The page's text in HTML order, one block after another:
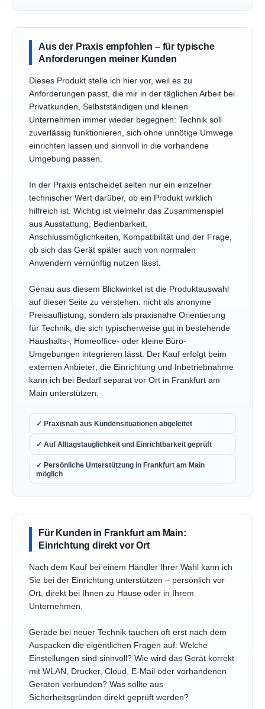
Aus der Praxis empfohlen – für typische
Anforderungen meiner Kunden
Dieses Produkt stelle ich hier vor, weil es zu
Anforderungen passt, die mir in der täglichen Arbeit bei
Privatkunden, Selbstständigen und kleinen
Unternehmen immer wieder begegnen: Technik soll
zuverlässig funktionieren, sich ohne unnötige Umwege
einrichten lassen und sinnvoll in die vorhandene
Umgebung passen.
In der Praxis entscheidet selten nur ein einzelner
technischer Wert darüber, ob ein Produkt wirklich
hilfreich ist. Wichtig ist vielmehr das Zusammenspiel
aus Ausstattung, Bedienbarkeit,
Anschlussmöglichkeiten, Kompatibilität und der Frage,
ob sich das Gerät später auch von normalen
Anwendern vernünftig nutzen lässt.
Genau aus diesem Blickwinkel ist die Produktauswahl
auf dieser Seite zu verstehen: nicht als anonyme
Preisauflistung, sondern als praxisnahe Orientierung
für Technik, die sich typischerweise gut in bestehende
Haushalts-, Homeoffice- oder kleine Büro-
Umgebungen integrieren lässt. Der Kauf erfolgt beim
externen Anbieter; die Einrichtung und Inbetriebnahme
kann ich bei Bedarf separat vor Ort in Frankfurt am
Main unterstützen.
✓ Praxisnah aus Kundensituationen abgeleitet
✓ Auf Alltagstauglichkeit und Einrichtbarkeit geprüft
✓ Persönliche Unterstützung in Frankfurt am Main
möglich
Für Kunden in Frankfurt am Main:
Einrichtung direkt vor Ort
Nach dem Kauf bei einem Händler Ihrer Wahl kann ich
Sie bei der Einrichtung unterstützen – persönlich vor
Ort, direkt bei Ihnen zu Hause oder in Ihrem
Unternehmen.
Gerade bei neuer Technik tauchen oft erst nach dem
Auspacken die eigentlichen Fragen auf: Welche
Einstellungen sind sinnvoll? Wie wird das Gerät korrekt
mit WLAN, Drucker, Cloud, E-Mail oder vorhandenen
Geräten verbunden? Was sollte aus
Sicherheitsgründen direkt geprüft werden?